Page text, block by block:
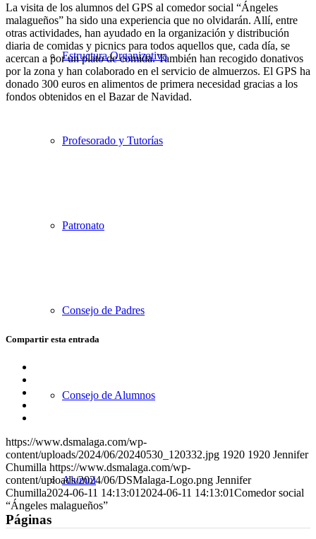
Estructura Organizativa
Profesorado y Tutorías
Patronato
Consejo de Padres
Consejo de Alumnos
Alumni
La visita de los alumnos del GPS al comedor social “Ángeles
malagueños” ha sido una experiencia que no olvidarán. Allí, entre
otras actividades, han ayudado en la organización y distribución
diaria de comidas y picnics para todos aquellos que, cada día, se
acercan a por un plato de comida. También han recogido donativos
por la zona y han colaborado en el servicio de almuerzos. El GPS ha
donado 300 euros en alimentos de primera necesidad gracias a los
fondos obtenidos en el Bazar de Navidad.
Compartir esta entrada
Facebook
Compartir
correo
https://www.dsmalaga.com/wp-
content/uploads/2024/06/20240530_120332.jpg 1920 1920 Jennifer
Chumilla https://www.dsmalaga.com/wp-
content/uploads/2024/06/DSMalaga-Logo.png Jennifer
Chumilla2024-06-11 14:13:01 2024-06-11 14:13:01Comedor social
“Ángeles malagueños”
Páginas